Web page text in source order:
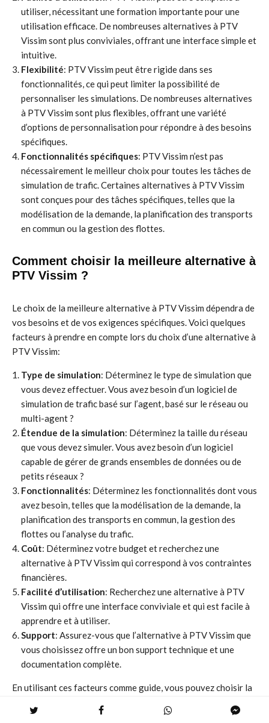
utiliser, nécessitant une formation importante pour une
utilisation efficace. De nombreuses alternatives à PTV
Vissim sont plus conviviales, offrant une interface simple et
intuitive.
Flexibilité: PTV Vissim peut être rigide dans ses
fonctionnalités, ce qui peut limiter la possibilité de
personnaliser les simulations. De nombreuses alternatives
à PTV Vissim sont plus flexibles, offrant une variété
d’options de personnalisation pour répondre à des besoins
spécifiques.
Fonctionnalités spécifiques: PTV Vissim n’est pas
nécessairement le meilleur choix pour toutes les tâches de
simulation de trafic. Certaines alternatives à PTV Vissim
sont conçues pour des tâches spécifiques, telles que la
modélisation de la demande, la planification des transports
en commun ou la gestion des flottes.
Comment choisir la meilleure alternative à
PTV Vissim ?
Le choix de la meilleure alternative à PTV Vissim dépendra de
vos besoins et de vos exigences spécifiques. Voici quelques
facteurs à prendre en compte lors du choix d’une alternative à
PTV Vissim:
Type de simulation: Déterminez le type de simulation que
vous devez effectuer. Vous avez besoin d’un logiciel de
simulation de trafic basé sur l’agent, basé sur le réseau ou
multi-agent ?
Étendue de la simulation: Déterminez la taille du réseau
que vous devez simuler. Vous avez besoin d’un logiciel
capable de gérer de grands ensembles de données ou de
petits réseaux ?
Fonctionnalités: Déterminez les fonctionnalités dont vous
avez besoin, telles que la modélisation de la demande, la
planification des transports en commun, la gestion des
flottes ou l’analyse du trafic.
Coût: Déterminez votre budget et recherchez une
alternative à PTV Vissim qui correspond à vos contraintes
financières.
Facilité d’utilisation: Recherchez une alternative à PTV
Vissim qui offre une interface conviviale et qui est facile à
apprendre et à utiliser.
Support: Assurez-vous que l’alternative à PTV Vissim que
vous choisissez offre un bon support technique et une
documentation complète.
En utilisant ces facteurs comme guide, vous pouvez choisir la
N’oubliez pas de tenir compte de vos exigences spécifiques et